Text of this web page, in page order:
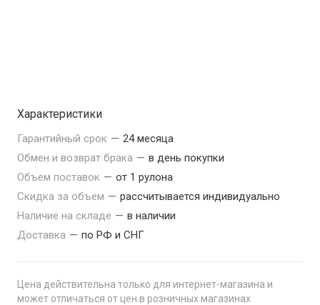
Характеристики
Гарантийный срок — 24 месяца
Обмен и возврат брака — в день покупки
Объем поставок — от 1 рулона
Скидка за объем — рассчитывается индивидуально
Наличие на складе — в наличии
Доставка — по РФ и СНГ
Цена действительна только для интернет-магазина и
может отличаться от цен в розничных магазинах